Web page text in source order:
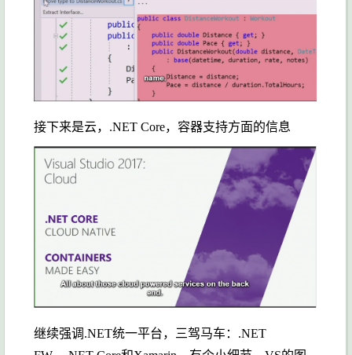
接下来是云，.NET Core，容器支持方面的信息
继续强调.NET统一平台，三驾马车：.NET